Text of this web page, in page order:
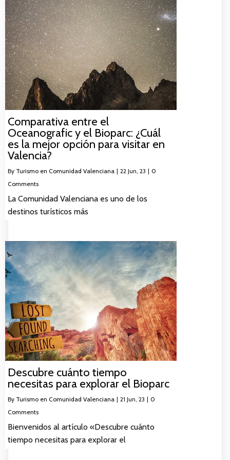
Comparativa entre el
Oceanografic y el Bioparc: ¿Cuál
es la mejor opción para visitar en
Valencia?
By Turismo en Comunidad Valenciana | 22 Jun, 23 | 0
Comments
La Comunidad Valenciana es uno de los
destinos turísticos más
Descubre cuánto tiempo
necesitas para explorar el Bioparc
By Turismo en Comunidad Valenciana | 21 Jun, 23 | 0
Comments
Bienvenidos al artículo «Descubre cuánto
tiempo necesitas para explorar el